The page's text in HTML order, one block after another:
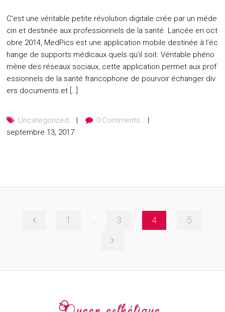
C’est une véritable petite révolution digitale crée par un méde
cin et destinée aux professionnels de la santé. Lancée en oct
obre 2014, MedPics est une application mobile destinée à l’éc
hange de supports médicaux quels qu’il soit. Véritable phéno
mène des réseaux sociaux, cette application permet aux prof
essionnels de la santé francophone de pourvoir échanger div
ers documents et […]
Uncategorized
0 Comments
septembre 13, 2017
1 3 4 5